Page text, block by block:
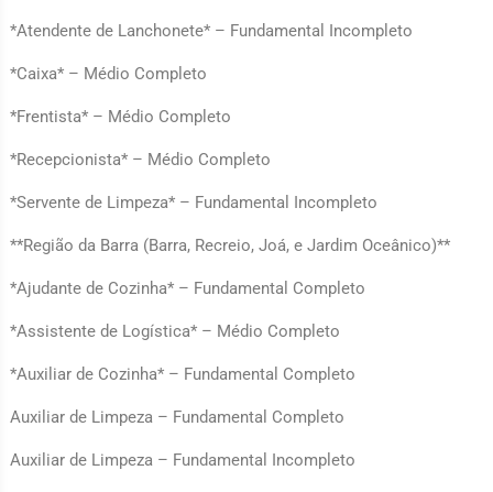
*Atendente de Lanchonete* – Fundamental Incompleto
*Caixa* – Médio Completo
*Frentista* – Médio Completo
*Recepcionista* – Médio Completo
*Servente de Limpeza* – Fundamental Incompleto
**Região da Barra (Barra, Recreio, Joá, e Jardim Oceânico)**
*Ajudante de Cozinha* – Fundamental Completo
*Assistente de Logística* – Médio Completo
*Auxiliar de Cozinha* – Fundamental Completo
Auxiliar de Limpeza – Fundamental Completo
Auxiliar de Limpeza – Fundamental Incompleto